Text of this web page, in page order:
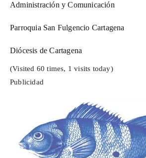
Administración y Comunicación
Parroquia San Fulgencio Cartagena
Diócesis de Cartagena
(Visited 60 times, 1 visits today)
Publicidad